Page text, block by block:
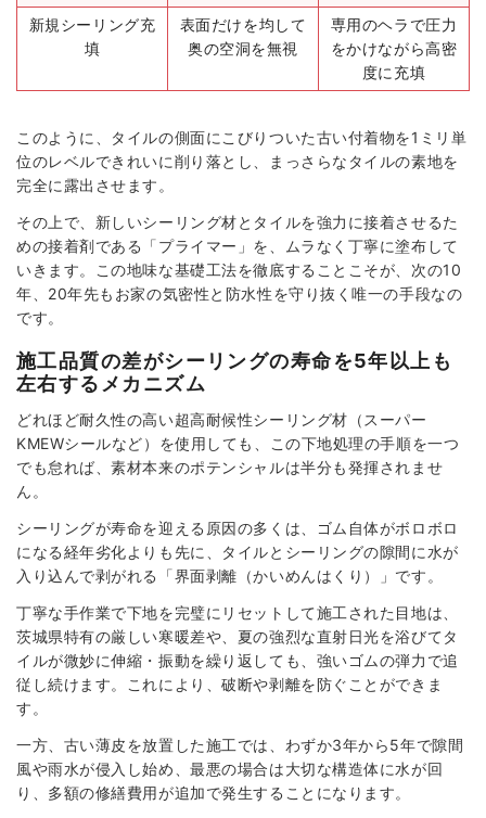
新規シーリング充
填
表面だけを均して
奥の空洞を無視
専用のヘラで圧力
をかけながら高密
度に充填
このように、タイルの側面にこびりついた古い付着物を1ミリ単
位のレベルできれいに削り落とし、まっさらなタイルの素地を
完全に露出させます。
その上で、新しいシーリング材とタイルを強力に接着させるた
めの接着剤である「プライマー」を、ムラなく丁寧に塗布して
いきます。この地味な基礎工法を徹底することこそが、次の10
年、20年先もお家の気密性と防水性を守り抜く唯一の手段なの
です。
施工品質の差がシーリングの寿命を5年以上も
左右するメカニズム
どれほど耐久性の高い超高耐候性シーリング材（スーパー
KMEWシールなど）を使用しても、この下地処理の手順を一つ
でも怠れば、素材本来のポテンシャルは半分も発揮されませ
ん。
シーリングが寿命を迎える原因の多くは、ゴム自体がボロボロ
になる経年劣化よりも先に、タイルとシーリングの隙間に水が
入り込んで剥がれる「界面剥離（かいめんはくり）」です。
丁寧な手作業で下地を完璧にリセットして施工された目地は、
茨城県特有の厳しい寒暖差や、夏の強烈な直射日光を浴びてタ
イルが微妙に伸縮・振動を繰り返しても、強いゴムの弾力で追
従し続けます。これにより、破断や剥離を防ぐことができま
す。
一方、古い薄皮を放置した施工では、わずか3年から5年で隙間
風や雨水が侵入し始め、最悪の場合は大切な構造体に水が回
り、多額の修繕費用が追加で発生することになります。